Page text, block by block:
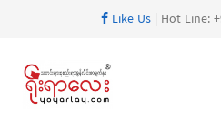
Like Us| Hot Line: